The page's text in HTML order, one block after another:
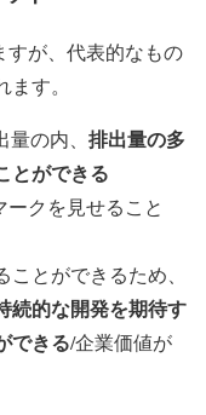
すが、代表的なもの
す。
の内、 排出量の多
とができる
クを見せること
とができるため、
続的な開発を期待す
できる/企業価値が